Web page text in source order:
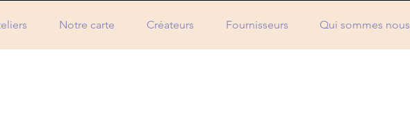
Notre carte Créateurs Fournisseurs Qui sommes nous